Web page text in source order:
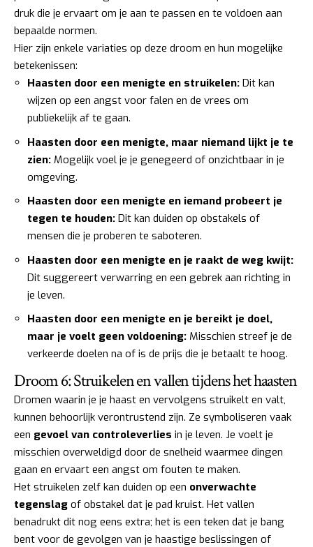
druk die je ervaart om je aan te passen en te voldoen aan
bepaalde normen.
Hier zijn enkele variaties op deze droom en hun mogelijke
betekenissen:
Haasten door een menigte en struikelen: Dit kan
wijzen op een angst voor falen en de vrees om
publiekelijk af te gaan.
Haasten door een menigte, maar niemand lijkt je te
zien: Mogelijk voel je je genegeerd of onzichtbaar in je
omgeving.
Haasten door een menigte en iemand probeert je
tegen te houden: Dit kan duiden op obstakels of
mensen die je proberen te saboteren.
Haasten door een menigte en je raakt de weg kwijt:
Dit suggereert verwarring en een gebrek aan richting in
je leven.
Haasten door een menigte en je bereikt je doel,
maar je voelt geen voldoening: Misschien streef je de
verkeerde doelen na of is de prijs die je betaalt te hoog.
Droom 6: Struikelen en vallen tijdens het haasten
Dromen waarin je je haast en vervolgens struikelt en valt,
kunnen behoorlijk verontrustend zijn. Ze symboliseren vaak
een gevoel van controleverlies in je leven. Je voelt je
misschien overweldigd door de snelheid waarmee dingen
gaan en ervaart een angst om fouten te maken.
Het struikelen zelf kan duiden op een onverwachte
tegenslag of obstakel dat je pad kruist. Het vallen
benadrukt dit nog eens extra; het is een teken dat je bang
bent voor de gevolgen van je haastige beslissingen of